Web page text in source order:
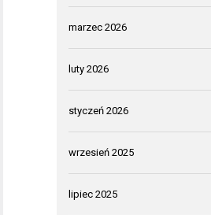
marzec 2026
luty 2026
styczeń 2026
wrzesień 2025
lipiec 2025